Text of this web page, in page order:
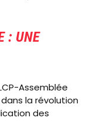
: UNE
Assemblée
la révolution
des